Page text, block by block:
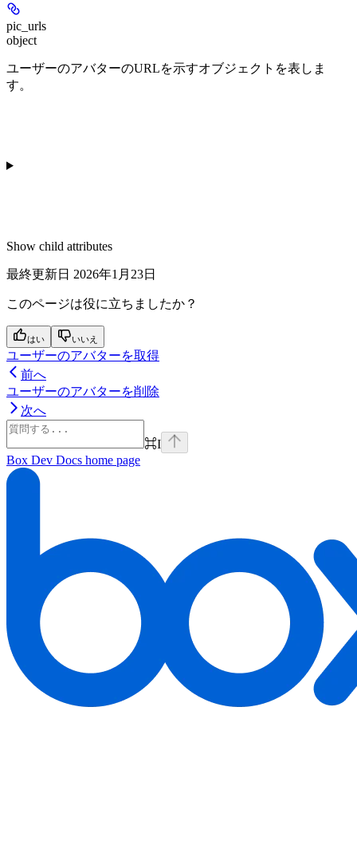
pic_urls
object
ユーザーのアバターのURLを示すオブジェクトを表しま
す。
Show child attributes
最終更新日 2026年1月23日
このページは役に立ちましたか？
はい いいえ
ユーザーのアバターを取得
前へ
ユーザーのアバターを削除
次へ
⌘I
Box Dev Docs home page